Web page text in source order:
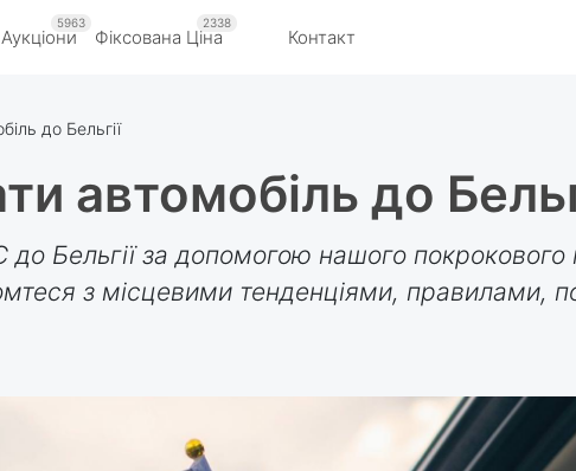
Аукціони
5963
Фіксована Ціна
2338
Контакт
до Бельгії
автомобіль до
до Бельгії за допомогою нашого покрокового
з місцевими тенденціями, правилами,